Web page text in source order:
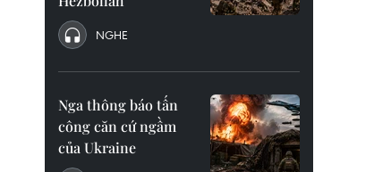
NGHE
Nga thông báo tấn
công căn cứ ngầm
của Ukraine